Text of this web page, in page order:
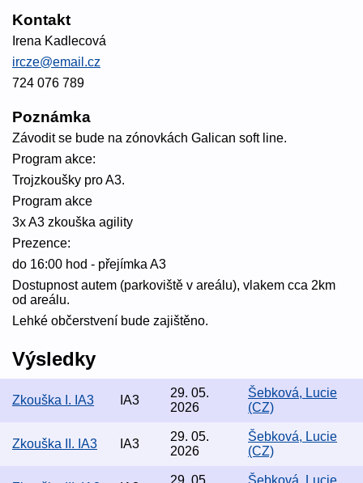
Kontakt
Irena Kadlecová
ircze@email.cz
724 076 789
Poznámka
Závodit se bude na zónovkách Galican soft line.
Program akce:
Trojzkoušky pro A3.
Program akce
3x A3 zkouška agility
Prezence:
do 16:00 hod - přejímka A3
Dostupnost autem (parkoviště v areálu), vlakem cca 2km
od areálu.
Lehké občerstvení bude zajištěno.
Výsledky
Zkouška I. IA3 IA3
29. 05.
2026
Šebková, Lucie
(CZ)
Zkouška II. IA3 IA3
29. 05.
2026
Šebková, Lucie
(CZ)
29. 05.
Šebková, Lucie